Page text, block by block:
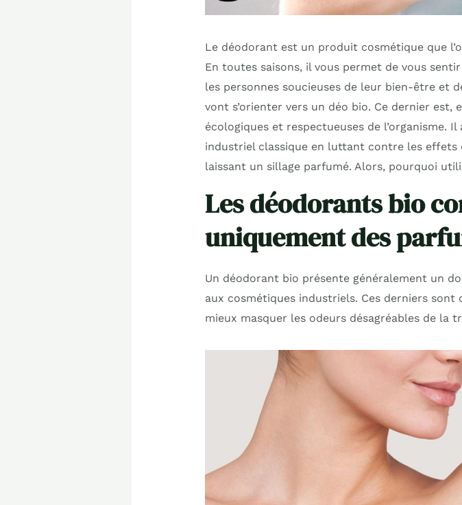
Le déodorant est un produit cosmétique que
En toutes saisons, il vous permet de vous
les personnes soucieuses de leur bien-être et
vont s’orienter vers un déo bio. Ce dernier est,
écologiques et respectueuses de l’organisme.
industriel classique en luttant contre les
laissant un sillage parfumé. Alors, pourquoi
Les déodorants bio
uniquement des
Un déodorant bio présente généralement un
aux cosmétiques industriels. Ces derniers sont
mieux masquer les odeurs désagréables de la